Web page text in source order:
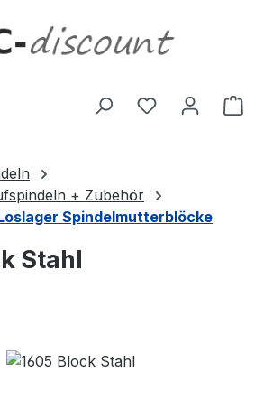
+ Zubehör
Spindelmutterblöcke
Stahl